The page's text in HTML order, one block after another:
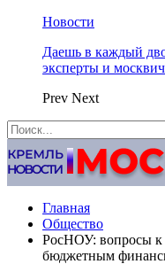
Новости
Даешь в каждый
эксперты и
Prev Next
Главная
Общество
РосНОУ: вопросы к
бюджетным